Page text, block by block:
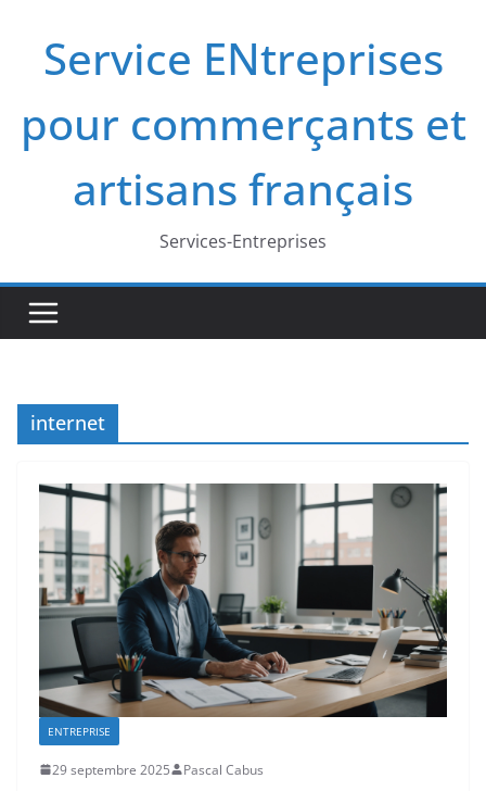
contenuService ENtreprises
pour commerçants et
artisans français
Services-Entreprises
internet
ENTREPRISE
29 septembre 2025 Pascal Cabus